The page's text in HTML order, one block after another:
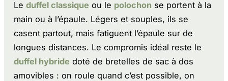
Leduffel classique ou le polochon se portent à la
main ou à l’épaule. Légers et souples, ils se
casent partout, mais fatiguent l’épaule sur de
longues distances. Le compromis idéal reste le
duffel hybride doté de bretelles de sac à dos
amovibles : on roule quand c’est possible, on